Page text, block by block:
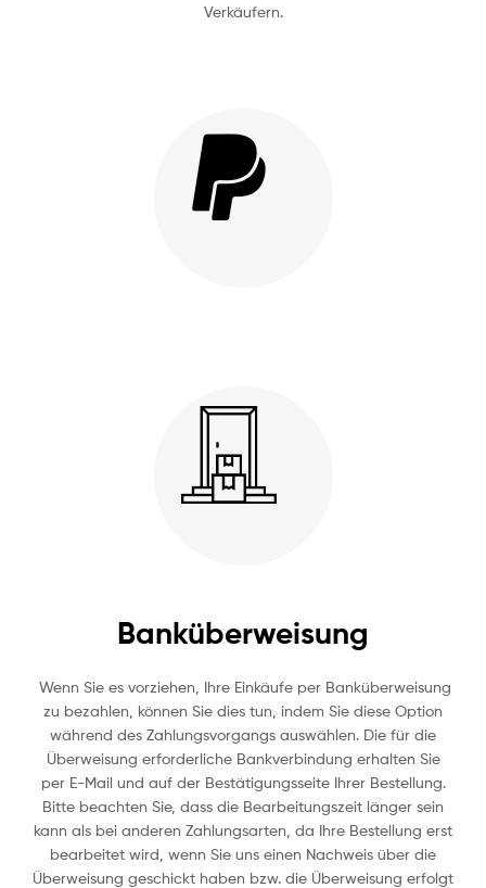
Verkäufern.
Banküberweisung
Wenn Sie es vorziehen, Ihre Einkäufe per Banküberweisung
zu bezahlen, können Sie dies tun, indem Sie diese Option
während des Zahlungsvorgangs auswählen. Die für die
Überweisung erforderliche Bankverbindung erhalten Sie
per E-Mail und auf der Bestätigungsseite Ihrer Bestellung.
Bitte beachten Sie, dass die Bearbeitungszeit länger sein
kann als bei anderen Zahlungsarten, da Ihre Bestellung erst
bearbeitet wird, wenn Sie uns einen Nachweis über die
Überweisung geschickt haben bzw. die Überweisung erfolgt